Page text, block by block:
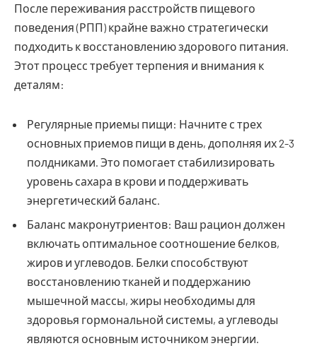
После переживания расстройств пищевого
поведения (РПП) крайне важно стратегически
подходить к восстановлению здорового питания.
Этот процесс требует терпения и внимания к
деталям:
Регулярные приемы пищи: Начните с трех
основных приемов пищи в день, дополняя их 2-3
полдниками. Это помогает стабилизировать
уровень сахара в крови и поддерживать
энергетический баланс.
Баланс макронутриентов: Ваш рацион должен
включать оптимальное соотношение белков,
жиров и углеводов. Белки способствуют
восстановлению тканей и поддержанию
мышечной массы, жиры необходимы для
здоровья гормональной системы, а углеводы
являются основным источником энергии.